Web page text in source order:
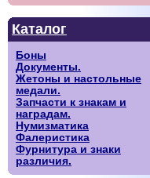
Каталог
Боны
Документы.
Жетоны и настольные
медали.
Запчасти к знакам и
наградам.
Нумизматика
Фалеристика
Фурнитура и знаки
различия.